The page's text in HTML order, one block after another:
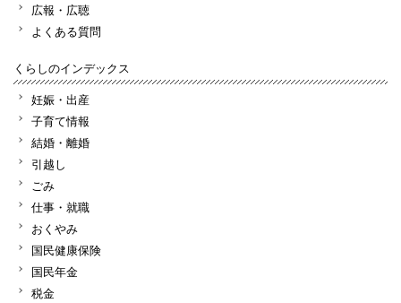
広報・広聴
よくある質問
くらしのインデックス
妊娠・出産
子育て情報
結婚・離婚
引越し
ごみ
仕事・就職
おくやみ
国民健康保険
国民年金
税金